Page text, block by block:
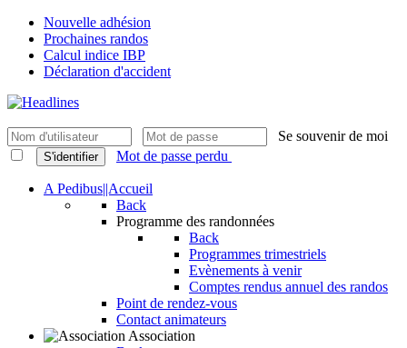
Nouvelle adhésion
Prochaines randos
Calcul indice IBP
Déclaration d'accident
Se souvenir de moi
S'identifier Mot de passe perdu
A Pedibus||Accueil
Back
Programme des randonnées
Back
Programmes trimestriels
Evènements à venir
Comptes rendus annuel des randos
Point de rendez-vous
Contact animateurs
Association